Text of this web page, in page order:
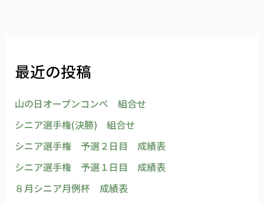
最近の投稿
山の日オープンコンペ 組合せ
シニア選手権(決勝) 組合せ
シニア選手権 予選２日目 成績表
シニア選手権 予選１日目 成績表
８月シニア月例杯 成績表